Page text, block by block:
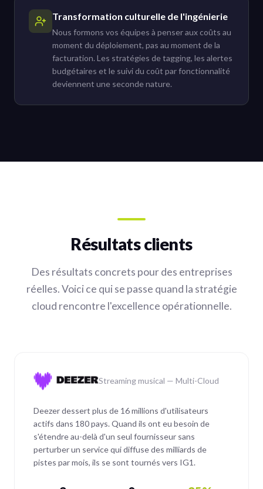
Transformation culturelle de l'ingénierie
Nous formons vos équipes à penser aux coûts au
moment du déploiement, pas au moment de la
facturation. Les stratégies de tagging, les alertes
budgétaires et le suivi du coût par fonctionnalité
deviennent une seconde nature.
Résultats clients
Des résultats concrets pour des entreprises
réelles. Voici ce qui se passe quand la stratégie
cloud rencontre l'excellence opérationnelle.
Streaming musical — Multi-Cloud
Deezer dessert plus de 16 millions d'utilisateurs
actifs dans 180 pays. Quand ils ont eu besoin de
s'étendre au-delà d'un seul fournisseur sans
perturber un service qui diffuse des milliards de
pistes par mois, ils se sont tournés vers IG1.